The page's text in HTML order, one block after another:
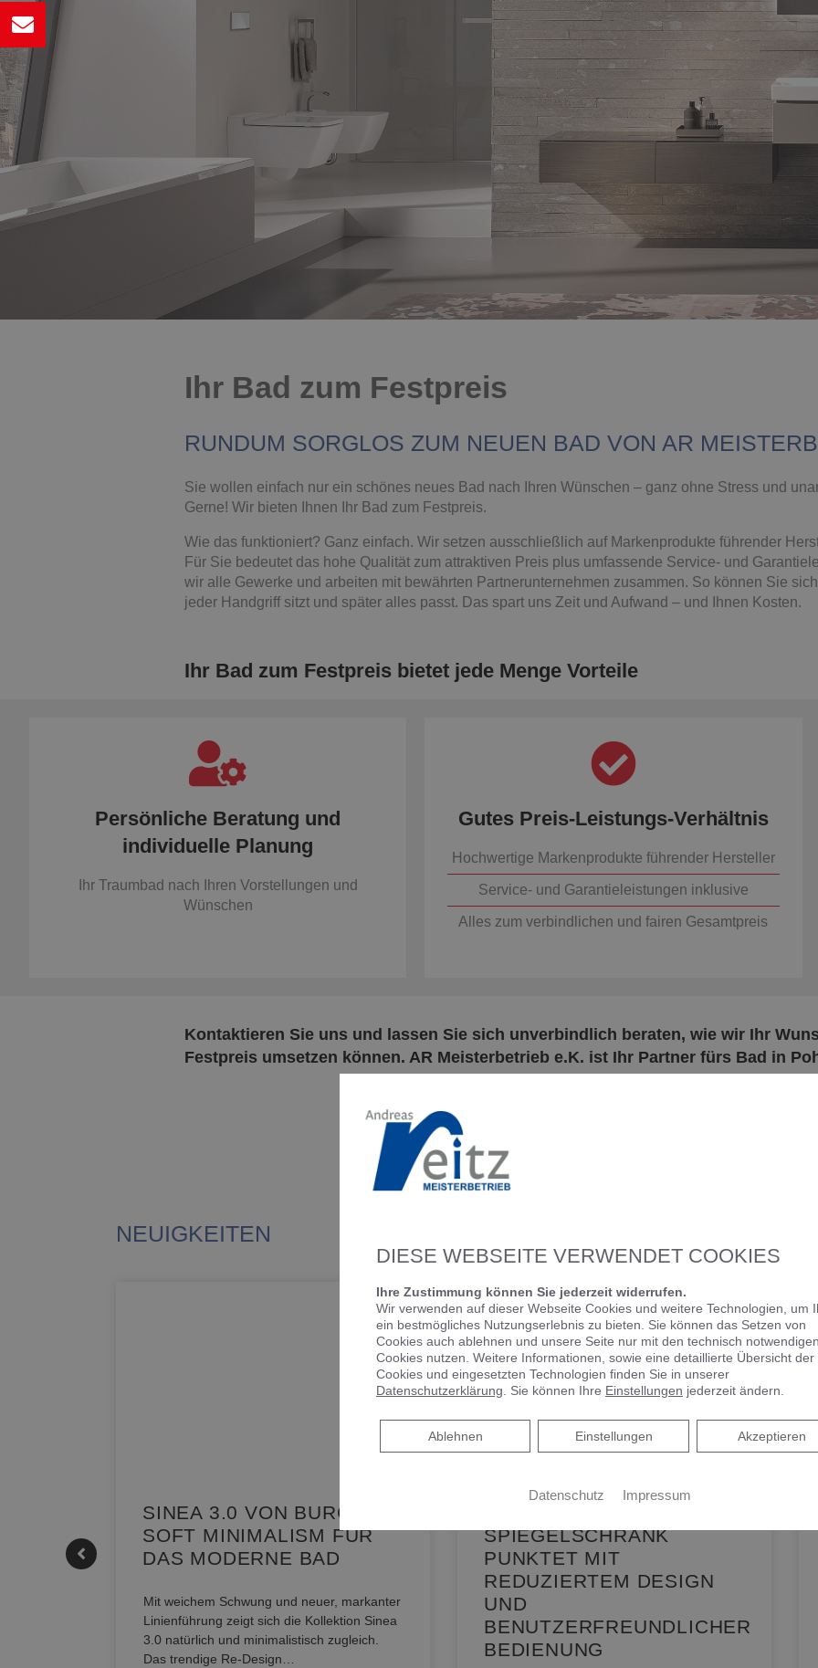
Ihr Bad zum Festpreis
RUNDUM SORGLOS ZUM NEUEN BAD VON AR
Sie wollen einfach nur ein schönes neues Bad nach Ihren Wünschen – ganz ohne Stress und
Gerne! Wir bieten Ihnen Ihr Bad zum Festpreis.
Wie das funktioniert? Ganz einfach. Wir setzen ausschließlich auf Markenprodukte führender
Für Sie bedeutet das hohe Qualität zum attraktiven Preis plus umfassende Service- und
wir alle Gewerke und arbeiten mit bewährten Partnerunternehmen zusammen. So können Sie
jeder Handgriff sitzt und später alles passt. Das spart uns Zeit und Aufwand – und Ihnen Kosten.
Ihr Bad zum Festpreis bietet jede Menge Vorteile
Persönliche Beratung und
individuelle Planung
Ihr Traumbad nach Ihren Vorstellungen und
Wünschen
Gutes Preis-Leistungs-Verhältnis
Hochwertige Markenprodukte führender Hersteller
Service- und Garantieleistungen inklusive
Alles zum verbindlichen und fairen Gesamtpreis
Kontaktieren Sie uns und lassen Sie sich unverbindlich beraten, wie wir Ihr
Festpreis umsetzen können. AR Meisterbetrieb e.K. ist Ihr Partner fürs Bad in
NEUIGKEITEN
SINEA 3.0 VON BURGBAD:
SOFT MINIMALISM FÜR
DAS MODERNE BAD
Mit weichem Schwung und neuer, markanter
Linienführung zeigt sich die Kollektion Sinea
3.0 natürlich und minimalistisch zugleich.
Das trendige Re-Design…
SPIEGELSCHRANK
PUNKTET MIT
REDUZIERTEM DESIGN
UND
BENUTZERFREUNDLICHER
BEDIENUNG
DIESE WEBSEITE VERWENDET COOKIES
Ihre Zustimmung können Sie jederzeit widerrufen.
Wir verwenden auf dieser Webseite Cookies und weitere Technologien, um
ein bestmögliches Nutzungserlebnis zu bieten. Sie können das Setzen von
Cookies auch ablehnen und unsere Seite nur mit den technisch notwendigen
Cookies nutzen. Weitere Informationen, sowie eine detaillierte Übersicht der
Cookies und eingesetzten Technologien finden Sie in unserer
Datenschutzerklärung . Sie können Ihre Einstellungen jederzeit ändern.
Akzeptieren
Einstellungen
Ablehnen
Ablehnen
Datenschutz Impressum